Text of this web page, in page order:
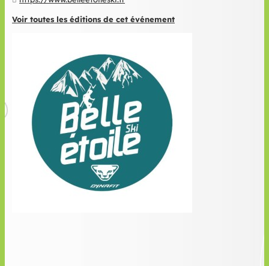
Voir toutes les éditions de cet événement